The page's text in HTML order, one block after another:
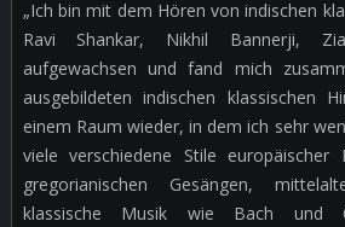
„Ich bin mit dem Hören von indischen
Ravi Shankar, Nikhil Bannerji,
aufgewachsen und fand mich
ausgebildeten indischen klassischen
einem Raum wieder, in dem ich sehr
viele verschiedene Stile
gregorianischen Gesängen,
klassische Musik wie Bach und